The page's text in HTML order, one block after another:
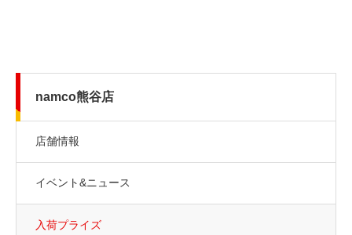
namco熊谷店
店舗情報
イベント&ニュース
入荷プライズ